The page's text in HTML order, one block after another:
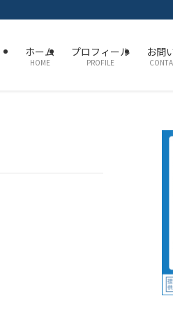
ホーム
HOME
プロフィール
PROFILE
お問